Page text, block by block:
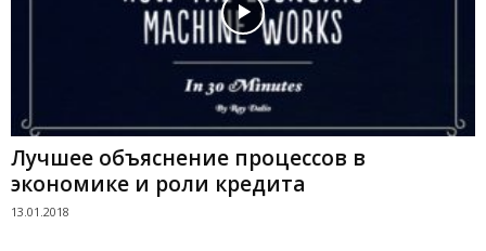
Лучшее объяснение процессов в
экономике и роли кредита
13.01.2018